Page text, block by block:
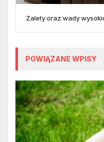
Zalety oraz wady
POWIĄZANE WPISY